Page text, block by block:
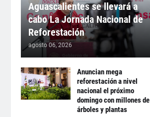
Aguascalientes se llevará a
cabo La Jornada Nacional de
Reforestación
agosto 06, 2026
Anuncian mega
reforestación a nivel
nacional el próximo
domingo con millones de
árboles y plantas